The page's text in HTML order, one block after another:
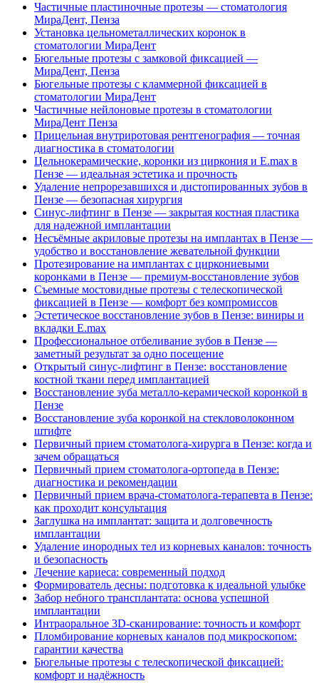
Частичные пластиночные протезы — стоматология
МираДент, Пенза
Установка цельнометаллических коронок в
стоматологии МираДент
Бюгельные протезы с замковой фиксацией —
МираДент, Пенза
Бюгельные протезы с кламмерной фиксацией в
стоматологии МираДент
Частичные нейлоновые протезы в стоматологии
МираДент Пенза
Прицельная внутриротовая рентгенография — точная
диагностика в стоматологии
Цельнокерамические, коронки из циркония и E.max в
Пензе — идеальная эстетика и прочность
Удаление непрорезавшихся и дистопированных зубов в
Пензе — безопасная хирургия
Синус-лифтинг в Пензе — закрытая костная пластика
для надежной имплантации
Несъёмные акриловые протезы на имплантах в Пензе —
удобство и восстановление жевательной функции
Протезирование на имплантах с циркониевыми
коронками в Пензе — премиум-восстановление зубов
Съемные мостовидные протезы с телескопической
фиксацией в Пензе — комфорт без компромиссов
Эстетическое восстановление зубов в Пензе: виниры и
вкладки E.max
Профессиональное отбеливание зубов в Пензе —
заметный результат за одно посещение
Открытый синус-лифтинг в Пензе: восстановление
костной ткани перед имплантацией
Восстановление зуба металло-керамической коронкой в
Пензе
Восстановление зуба коронкой на стекловолоконном
штифте
Первичный прием стоматолога-хирурга в Пензе: когда и
зачем обращаться
Первичный прием стоматолога-ортопеда в Пензе:
диагностика и рекомендации
Первичный прием врача-стоматолога-терапевта в Пензе:
как проходит консультация
Заглушка на имплантат: защита и долговечность
имплантации
Удаление инородных тел из корневых каналов: точность
и безопасность
Лечение кариеса: современный подход
Формирователь десны: подготовка к идеальной улыбке
Забор небного трансплантата: основа успешной
имплантации
Интраоральное 3D-сканирование: точность и комфорт
Пломбирование корневых каналов под микроскопом:
гарантии качества
Бюгельные протезы с телескопической фиксацией:
комфорт и надёжность